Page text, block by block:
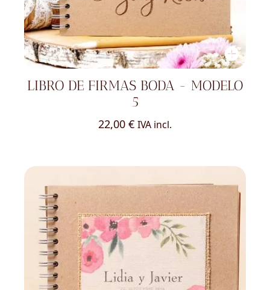
LIBRO DE FIRMAS BODA - MODELO
5
22,00 € IVA incl.